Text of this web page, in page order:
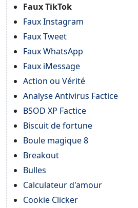
Faux TikTok
Faux Instagram
Faux Tweet
Faux WhatsApp
Faux iMessage
Action ou Vérité
Analyse Antivirus Factice
BSOD XP Factice
Biscuit de fortune
Boule magique 8
Breakout
Bulles
Calculateur d'amour
Cookie Clicker